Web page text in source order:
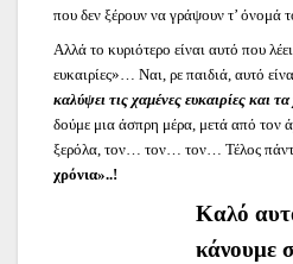
που δεν ξέρουν να γράψουν τ’ όνομά
Αλλά το κυριότερο είναι αυτό που
ευκαιρίες»… Ναι, ρε παιδιά, αυτό
καλύψει τις χαμένες ευκαιρίες και
δούμε μια άσπρη μέρα, μετά από τον
ξερόλα, τον… τον… τον… Τέλος
χρόνια»..!
Καλό
κάνουμε